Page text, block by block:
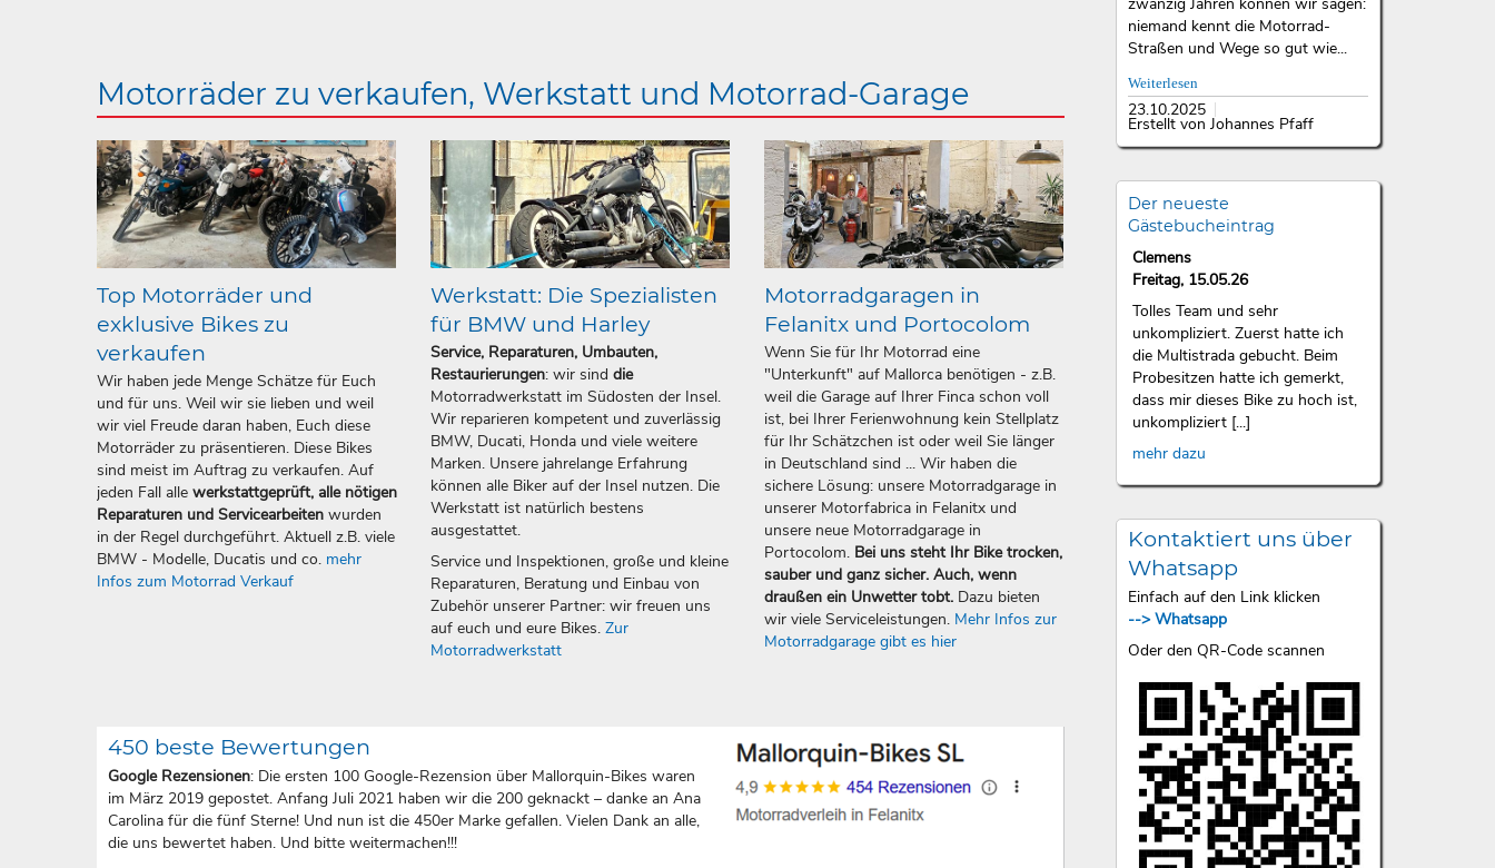
niemand kennt die Motorrad-
Straßen und Wege so gut wie...
Weiterlesen
23.10.2025
Erstellt von Johannes Pfaff
Der neueste
Gästebucheintrag
Clemens
Freitag, 15.05.26
Tolles Team und sehr
unkompliziert. Zuerst hatte ich
die Multistrada gebucht. Beim
Probesitzen hatte ich gemerkt,
dass mir dieses Bike zu hoch ist,
unkompliziert [...]
mehr dazu
Kontaktiert uns über
Whatsapp
Einfach auf den Link klicken
--> Whatsapp
Oder den QR-Code scannen
Motorräder zu verkaufen, Werkstatt und Motorrad-Garage
Top Motorräder und
exklusive Bikes zu
verkaufen
Wir haben jede Menge Schätze für Euch
und für uns. Weil wir sie lieben und weil
wir viel Freude daran haben, Euch diese
Motorräder zu präsentieren. Diese Bikes
sind meist im Auftrag zu verkaufen. Auf
jeden Fall alle werkstattgeprüft, alle nötigen
Reparaturen und Servicearbeiten wurden
in der Regel durchgeführt. Aktuell z.B. viele
BMW - Modelle, Ducatis und co. mehr
Infos zum Motorrad Verkauf
Werkstatt: Die Spezialisten
für BMW und Harley
Service, Reparaturen, Umbauten,
Restaurierungen: wir sinddie
Motorradwerkstatt im Südosten der Insel.
Wir reparieren kompetent und zuverlässig
BMW, Ducati, Honda und viele weitere
Marken. Unsere jahrelange Erfahrung
können alle Biker auf der Insel nutzen. Die
Werkstatt ist natürlich bestens
ausgestattet.
Service und Inspektionen, große und kleine
Reparaturen, Beratung und Einbau von
Zubehör unserer Partner: wir freuen uns
auf euch und eure Bikes.Zur
Motorradwerkstatt
Motorradgaragen in
Felanitx und Portocolom
Wenn Sie für Ihr Motorrad eine
"Unterkunft" auf Mallorca benötigen - z.B.
weil die Garage auf Ihrer Finca schon voll
ist, bei Ihrer Ferienwohnung kein Stellplatz
für Ihr Schätzchen ist oder weil Sie länger
in Deutschland sind ... Wir haben die
sichere Lösung: unsere Motorradgarage in
unserer Motorfabrica in Felanitx und
unsere neue Motorradgarage in
Portocolom. Bei uns steht Ihr Bike trocken,
sauber und ganz sicher. Auch, wenn
draußen ein Unwetter tobt. Dazu bieten
wir viele Serviceleistungen. Mehr Infos zur
Motorradgarage gibt es hier
450 beste Bewertungen
Google Rezensionen: Die ersten 100 Google-Rezension über Mallorquin-Bikes waren
im März 2019 gepostet. Anfang Juli 2021 haben wir die 200 geknackt – danke an Ana
Carolina für die fünf Sterne! Und nun ist die 450er Marke gefallen. Vielen Dank an alle,
die uns bewertet haben. Und bitte weitermachen!!!